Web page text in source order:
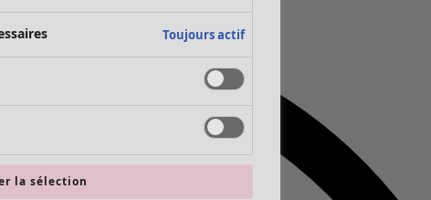
Toujours actif
la sélection